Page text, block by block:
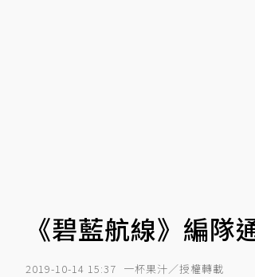
《碧藍航線》編
2019-10-14 15:37 一杯果汁／授權轉載